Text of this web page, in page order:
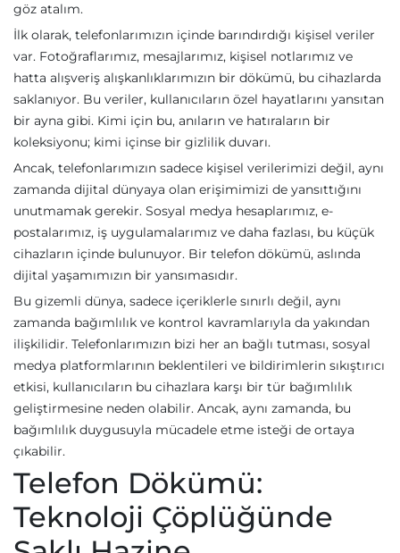
göz atalım.
İlk olarak, telefonlarımızın içinde barındırdığı kişisel veriler
var. Fotoğraflarımız, mesajlarımız, kişisel notlarımız ve
hatta alışveriş alışkanlıklarımızın bir dökümü, bu cihazlarda
saklanıyor. Bu veriler, kullanıcıların özel hayatlarını yansıtan
bir ayna gibi. Kimi için bu, anıların ve hatıraların bir
koleksiyonu; kimi içinse bir gizlilik duvarı.
Ancak, telefonlarımızın sadece kişisel verilerimizi değil, aynı
zamanda dijital dünyaya olan erişimimizi de yansıttığını
unutmamak gerekir. Sosyal medya hesaplarımız, e-
postalarımız, iş uygulamalarımız ve daha fazlası, bu küçük
cihazların içinde bulunuyor. Bir telefon dökümü, aslında
dijital yaşamımızın bir yansımasıdır.
Bu gizemli dünya, sadece içeriklerle sınırlı değil, aynı
zamanda bağımlılık ve kontrol kavramlarıyla da yakından
ilişkilidir. Telefonlarımızın bizi her an bağlı tutması, sosyal
medya platformlarının beklentileri ve bildirimlerin sıkıştırıcı
etkisi, kullanıcıların bu cihazlara karşı bir tür bağımlılık
geliştirmesine neden olabilir. Ancak, aynı zamanda, bu
bağımlılık duygusuyla mücadele etme isteği de ortaya
çıkabilir.
Telefon Dökümü:
Teknoloji Çöplüğünde